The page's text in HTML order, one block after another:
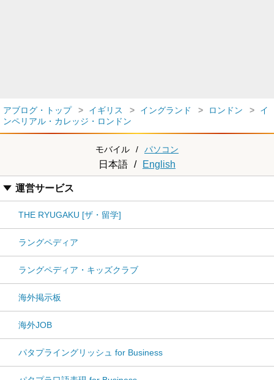
アブログ・トップ イギリス イングランド ロンドン
イ
ンペリアル・カレッジ・ロンドン
モバイル / パソコン
日本語 / English
運営サービス
THE RYUGAKU [ザ・留学]
ラングペディア
ラングペディア・キッズクラブ
海外掲示板
海外JOB
パタプライングリッシュ for Business